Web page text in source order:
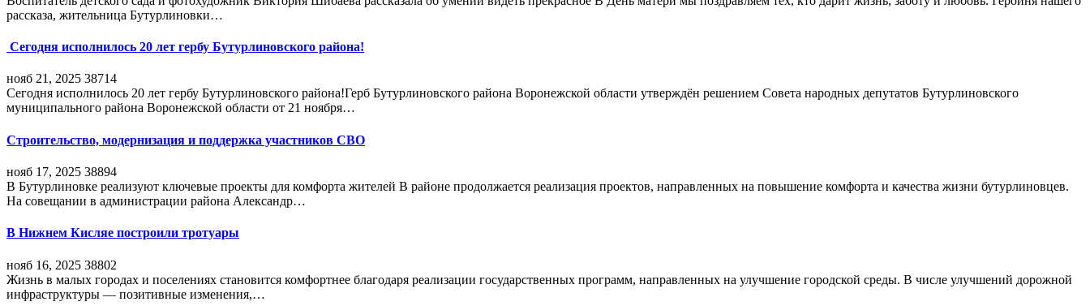
рассказа, жительница Бутурлиновки…
Сегодня исполнилось 20 лет гербу Бутурлиновского района!
нояб 21, 2025 38714
Сегодня исполнилось 20 лет гербу Бутурлиновского района!Герб Бутурлиновского района Воронежской области утверждён решением Совета народных депутатов Бутурлиновского
муниципального района Воронежской области от 21 ноября…
Строительство, модернизация и поддержка участников СВО
нояб 17, 2025 38894
В Бутурлиновке реализуют ключевые проекты для комфорта жителей В районе продолжается реализация проектов, направленных на повышение комфорта и качества жизни бутурлиновцев.
На совещании в администрации района Александр…
В Нижнем Кисляе построили тротуары
нояб 16, 2025 38802
Жизнь в малых городах и поселениях становится комфортнее благодаря реализации государственных программ, направленных на улучшение городской среды. В числе улучшений дорожной
инфраструктуры — позитивные изменения,…